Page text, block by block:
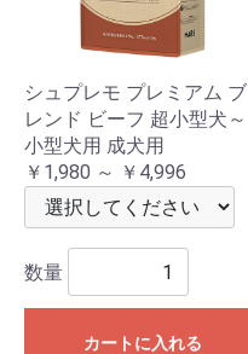
シュプレモ プレミアム ブ
レンド ビーフ 超小型犬～
小型犬用 成犬用
￥1,980 ～ ￥4,996
数量
カートに入れる